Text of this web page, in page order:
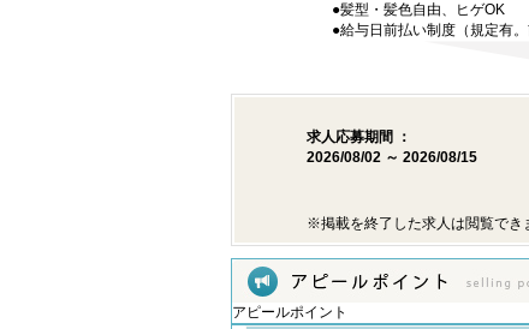
●髪型・髪色自由、ヒゲOK
●給与日前払い制度（規定有
求人応募期間 ：
2026/08/02 ～ 2026/08/15
※掲載を終了した求人は閲覧でき
アピールポイント